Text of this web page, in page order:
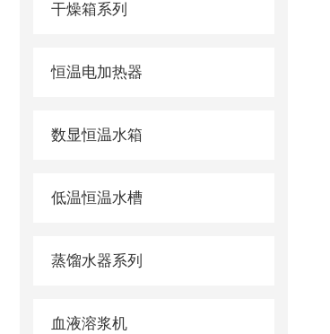
干燥箱系列
恒温电加热器
数显恒温水箱
低温恒温水槽
蒸馏水器系列
血液溶浆机